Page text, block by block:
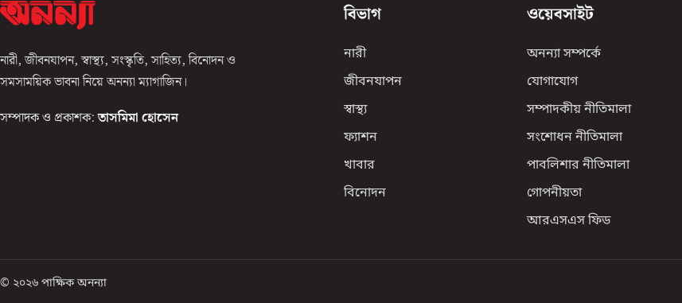
নারী, জীবনযাপন, স্বাস্থ্য, সংস্কৃতি, সাহিত্য, বিনোদন ও
সমসাময়িক ভাবনা নিয়ে অনন্যা ম্যাগাজিন।
সম্পাদক ও প্রকাশক: তাসমিমা হোসেন
বিভাগ
নারী
জীবনযাপন
স্বাস্থ্য
ফ্যাশন
খাবার
বিনোদন
ওয়েবসাইট
অনন্যা সম্পর্কে
যোগাযোগ
সম্পাদকীয় নীতিমালা
সংশোধন নীতিমালা
পাবলিশার নীতিমালা
গোপনীয়তা
আরএসএস ফিড
© ২০২৬ পাক্ষিক অনন্যা